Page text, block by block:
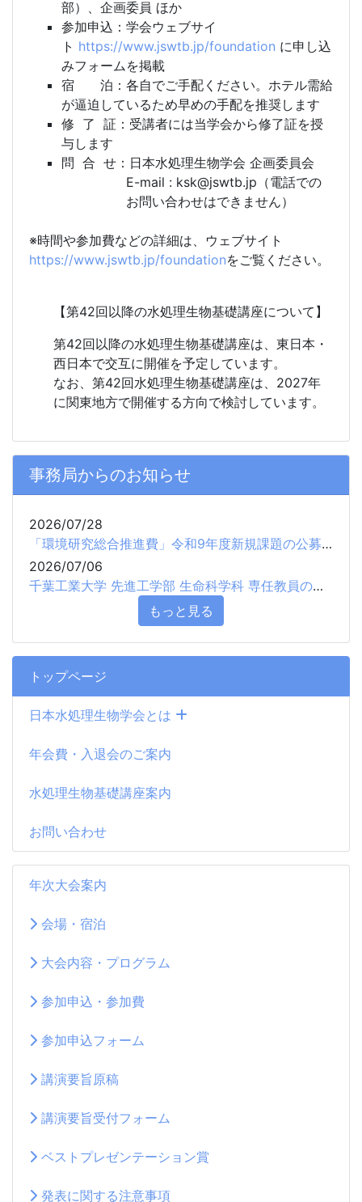
トップページ
日本水処理生物学会とは
年会費・入退会のご案内
水処理生物基礎講座案内
お問い合わせ
年次大会案内
会場・宿泊
大会内容・プログラム
参加申込・参加費
参加申込フォーム
講演要旨原稿
講演要旨受付フォーム
ベストプレゼンテーション賞
発表に関する注意事項
部）、企画委員 ほか
参加申込： 学会ウェブサイ
ト https://www.jswtb.jp/foundation に申し込
みフォームを掲載
宿 泊： 各自でご手配ください。ホテル需給
が逼迫しているため早めの手配を推奨します
修 了 証： 受講者には当学会から修了証を授
与します
問 合 せ： 日本水処理生物学会 企画委員会
E-mail : ksk@jswtb.jp（電話での
お問い合わせはできません）
※時間や参加費などの詳細は、ウェブサイト
https://www.jswtb.jp/foundationをご覧ください。
【第42回以降の水処理生物基礎講座について】
第42回以降の水処理生物基礎講座は、東日本・
西日本で交互に開催を予定しています。
なお、第42回水処理生物基礎講座は、2027年
に関東地方で開催する方向で検討しています。
事務局からのお知らせ
2026/07/28
「環境研究総合推進費」令和9年度新規課題の公募について
2026/07/06
千葉工業大学 先進工学部 生命科学科 専任教員の公募について
もっと見る